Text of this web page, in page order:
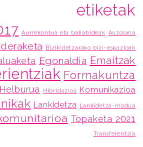
etiketak
Aurrekontua eta baliabideak Auzolana
Bizikidetzarako bizi-espazioak
Egonaldia Emaitzak
Formakuntza
Helburua Hibridazioa Komunikazioa
Lankidetza Lankidetza-modua
Topaketa 2021
Transferentzia